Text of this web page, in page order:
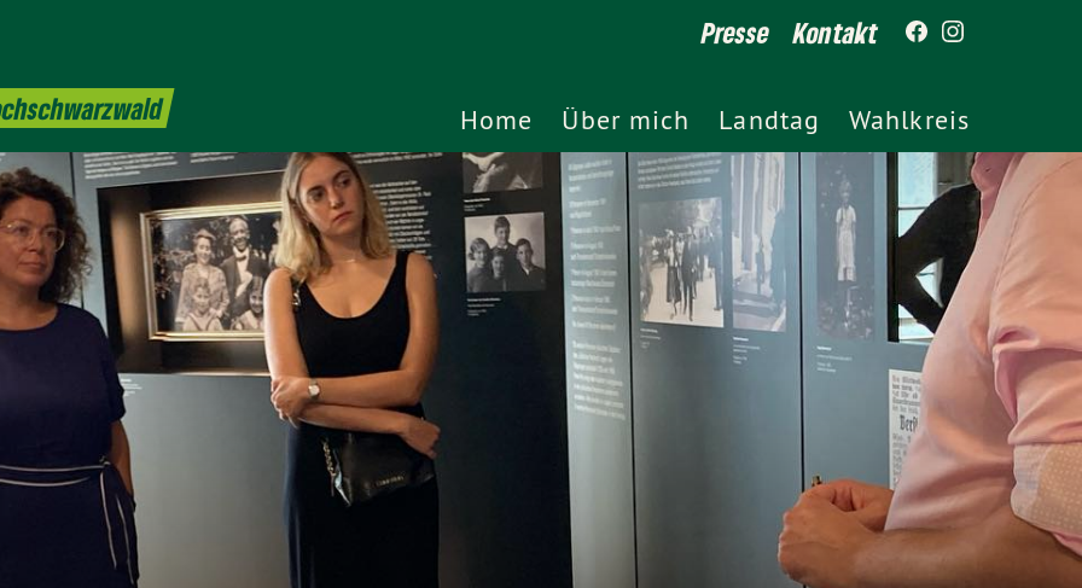
Presse Kontakt
Home Über mich Landtag Wahlkreis